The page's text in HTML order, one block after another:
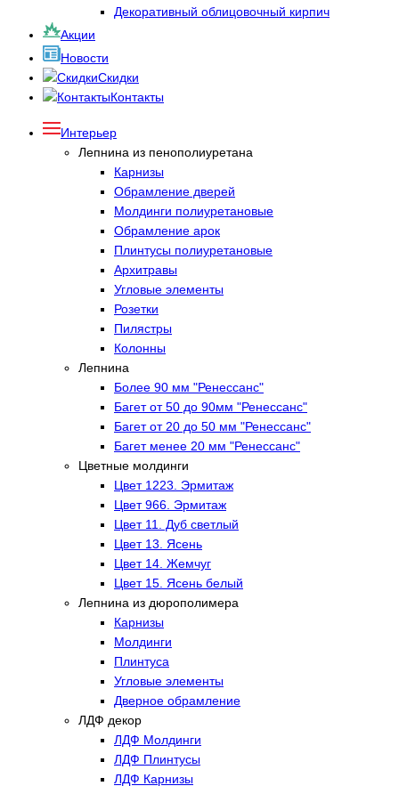
Декоративный облицовочный кирпич
Акции
Новости
Скидки
Контакты
Интерьер
Лепнина из пенополиуретана
Карнизы
Обрамление дверей
Молдинги полиуретановые
Обрамление арок
Плинтусы полиуретановые
Архитравы
Угловые элементы
Розетки
Пилястры
Колонны
Лепнина
Более 90 мм "Ренессанс"
Багет от 50 до 90мм "Ренессанс"
Багет от 20 до 50 мм "Ренессанс"
Багет менее 20 мм "Ренессанс"
Цветные молдинги
Цвет 1223. Эрмитаж
Цвет 966. Эрмитаж
Цвет 11. Дуб светлый
Цвет 13. Ясень
Цвет 14. Жемчуг
Цвет 15. Ясень белый
Лепнина из дюрополимера
Карнизы
Молдинги
Плинтуса
Угловые элементы
Дверное обрамление
ЛДФ декор
ЛДФ Молдинги
ЛДФ Плинтусы
ЛДФ Карнизы